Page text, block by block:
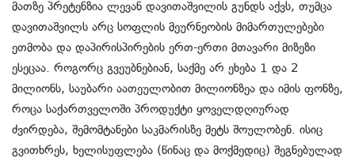
მათზე პრეტენზია ლევან დავითაშვილის გუნდს აქვს, თუმცა
დავითაშვილს არც სოფლის მეურნეობის მიმართულებები
ეთმობა და დაპირისპირების ერთ-ერთი მთავარი მიზეზი
ესეცაა. როგორც გვეუბნებიან, საქმე არ ეხება 1 და 2
მილიონს, საუბარი აათეულობით მილიონზეა და იმის ფონზე,
როცა საქართველოში პროდუქტი ყოველდღიურად
ძვირდება, შემომტანები საკმარისზე მეტს შოულობენ. ისიც
გვითხრეს, ხელისუფლება (წინაც და მოქმედიც) შეგნებულად